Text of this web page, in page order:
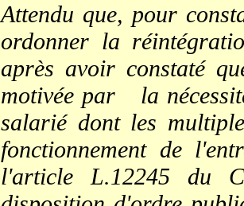
Attendu que, pour
ordonner la
après avoir constaté
motivée par la
salarié dont les
fonctionnement de
l'article L.12245 du